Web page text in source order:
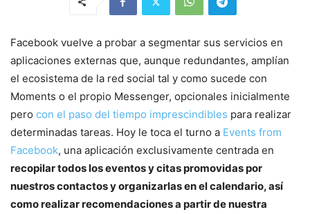
Facebook vuelve a probar a segmentar sus servicios en
aplicaciones externas que, aunque redundantes, amplían
el ecosistema de la red social tal y como sucede con
Moments o el propio Messenger, opcionales inicialmente
pero con el paso del tiempo imprescindibles para realizar
determinadas tareas. Hoy le toca el turno a Events from
Facebook, una aplicación exclusivamente centrada en
recopilar todos los eventos y citas promovidas por
nuestros contactos y organizarlas en el calendario, así
como realizar recomendaciones a partir de nuestra